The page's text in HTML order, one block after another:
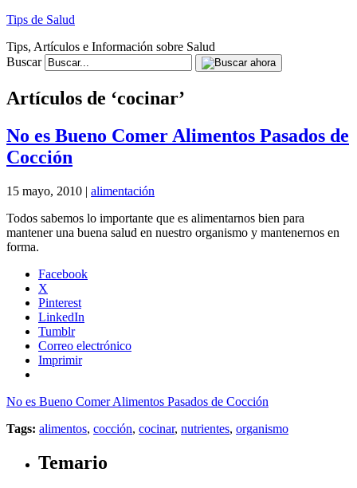
Tips de Salud
Tips, Artículos e Información sobre Salud
Buscar
Artículos de ‘cocinar’
No es Bueno Comer Alimentos Pasados de
Cocción
15 mayo, 2010 | alimentación
Todos sabemos lo importante que es alimentarnos bien para
mantener una buena salud en nuestro organismo y mantenernos en
forma.
Facebook
X
Pinterest
LinkedIn
Tumblr
Correo electrónico
Imprimir
No es Bueno Comer Alimentos Pasados de Cocción
Tags: alimentos, cocción, cocinar, nutrientes, organismo
Temario